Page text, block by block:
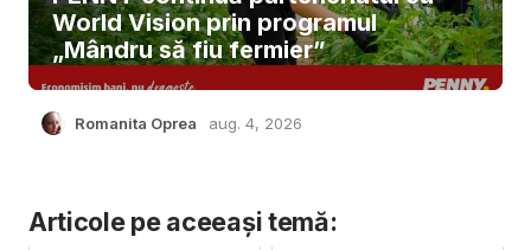
World Vision prin programul
„Mândru să fiu fermier”
Romanita Oprea aug. 4, 2026
Articole pe aceeași temă: